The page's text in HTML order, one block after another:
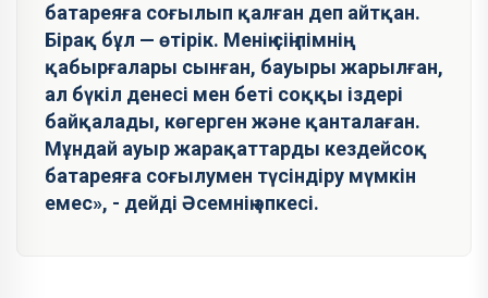
батареяға соғылып қалған деп айтқан.
Бірақ бұл — өтірік. Менің сіңілімнің
қабырғалары сынған, бауыры жарылған,
ал бүкіл денесі мен беті соққы іздері
байқалады, көгерген және қанталаған.
Мұндай ауыр жарақаттарды кездейсоқ
батареяға соғылумен түсіндіру мүмкін
емес», - дейді Әсемнің әпкесі.